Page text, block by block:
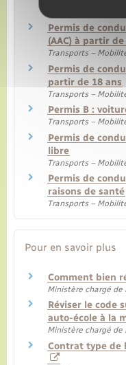
Permis de
(AAC) à partir
Transports –
Permis de
partir de 18 ans
Transports –
Permis B :
Transports –
Permis de
libre
Transports –
Permis de
raisons de santé
Transports –
Pour en savoir plus
Comment bien
Ministère chargé de
Réviser le code
auto-école à la
Ministère chargé de
Contrat type de